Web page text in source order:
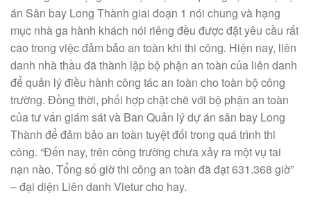
án Sân bay Long Thành giai đoạn 1 nói chung và hạng
mục nhà ga hành khách nói riêng đều được đặt yêu cầu rất
cao trong việc đảm bảo an toàn khi thi công. Hiện nay, liên
danh nhà thầu đã thành lập bộ phận an toàn của liên danh
để quản lý điều hành công tác an toàn cho toàn bộ công
trường. Đồng thời, phối hợp chặt chẽ với bộ phận an toàn
của tư vấn giám sát và Ban Quản lý dự án sân bay Long
Thành để đảm bảo an toàn tuyệt đối trong quá trình thi
công. “Đến nay, trên công trường chưa xảy ra một vụ tai
nạn nào. Tổng số giờ thi công an toàn đã đạt 631.368 giờ”
– đại diện Liên danh Vietur cho hay.